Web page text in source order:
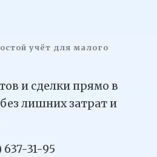
учёт для малого
и сделки прямо в
лишних затрат и
31-95